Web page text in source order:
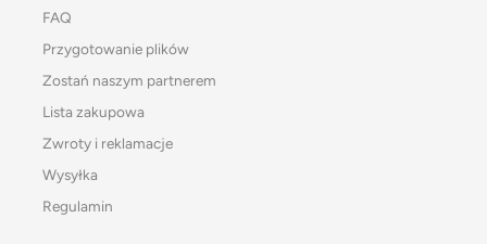
FAQ
Przygotowanie plików
Zostań naszym partnerem
Lista zakupowa
Zwroty i reklamacje
Wysyłka
Regulamin